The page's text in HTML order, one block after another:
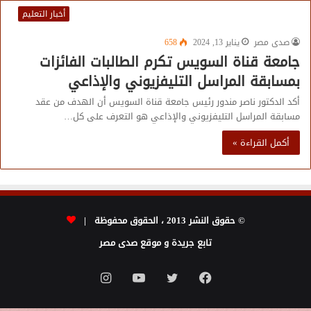
أخبار التعليم
صدى مصر
يناير 13, 2024 658
جامعة قناة السويس تكرم الطالبات الفائزات
بمسابقة المراسل التليفزيوني والإذاعي
أكد الدكتور ناصر مندور رئيس جامعة قناة السويس أن الهدف من عقد
مسابقة المراسل التليفزيوني والإذاعي هو التعرف على كل…
أكمل القراءة »
© حقوق النشر 2013 ، الحقوق محفوظة |
تابع جريدة و موقع صدى مصر
فيسبوك تويتر يوتيوبانستقرام